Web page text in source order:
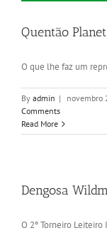
Quentão
O que lhe faz um
By admin | novembro
Comments
Read More
Dengosa
O 2º Torneiro